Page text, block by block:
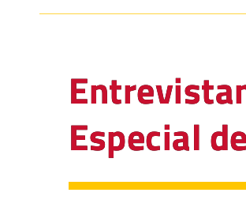
Especial